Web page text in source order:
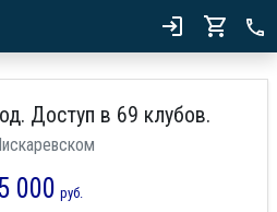
Доступ в 69 клубов.
000 руб.